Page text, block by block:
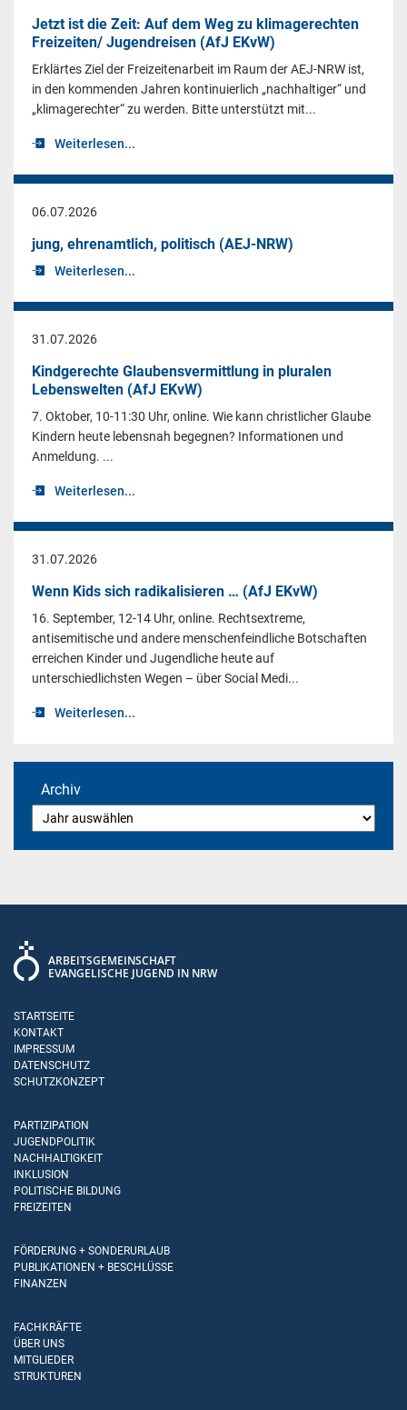
Jetzt ist die Zeit: Auf dem Weg zu klimagerechten
Freizeiten/ Jugendreisen (AfJ EKvW)
Erklärtes Ziel der Freizeitenarbeit im Raum der AEJ-NRW ist,
in den kommenden Jahren kontinuierlich „nachhaltiger“ und
„klimagerechter“ zu werden. Bitte unterstützt mit...
Weiterlesen...
06.07.2026
jung, ehrenamtlich, politisch (AEJ-NRW)
Weiterlesen...
31.07.2026
Kindgerechte Glaubensvermittlung in pluralen
Lebenswelten (AfJ EKvW)
7. Oktober, 10-11:30 Uhr, online. Wie kann christlicher Glaube
Kindern heute lebensnah begegnen? Informationen und
Anmeldung. ...
Weiterlesen...
31.07.2026
Wenn Kids sich radikalisieren … (AfJ EKvW)
16. September, 12-14 Uhr, online. Rechtsextreme,
antisemitische und andere menschenfeindliche Botschaften
erreichen Kinder und Jugendliche heute auf
unterschiedlichsten Wegen – über Social Medi...
Weiterlesen...
Archiv
ARBEITSGEMEINSCHAFT
EVANGELISCHE JUGEND IN NRW
STARTSEITE
KONTAKT
IMPRESSUM
DATENSCHUTZ
SCHUTZKONZEPT
PARTIZIPATION
JUGENDPOLITIK
NACHHALTIGKEIT
INKLUSION
POLITISCHE BILDUNG
FREIZEITEN
FÖRDERUNG + SONDERURLAUB
PUBLIKATIONEN + BESCHLÜSSE
FINANZEN
FACHKRÄFTE
ÜBER UNS
MITGLIEDER
STRUKTUREN